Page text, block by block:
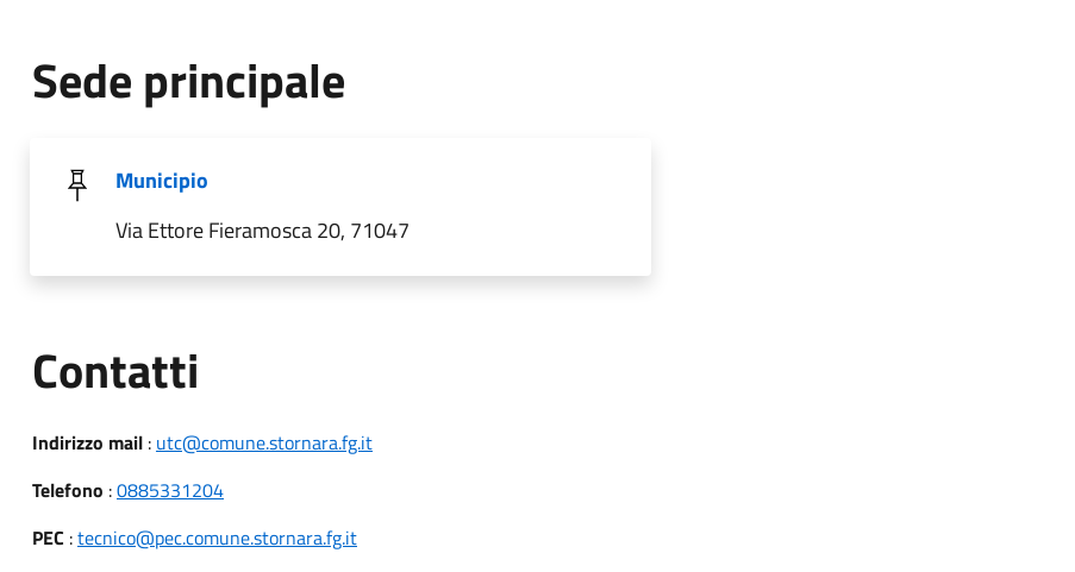
Sede principale
Municipio
Via Ettore Fieramosca 20, 71047
Contatti
Indirizzo mail: utc@comune.stornara.fg.it
Telefono :0885331204
PEC :tecnico@pec.comune.stornara.fg.it